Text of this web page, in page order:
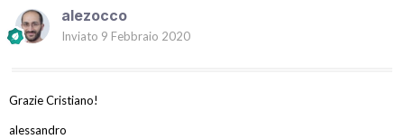
alezocco
Inviato 9 Febbraio 2020
Grazie Cristiano!
alessandro